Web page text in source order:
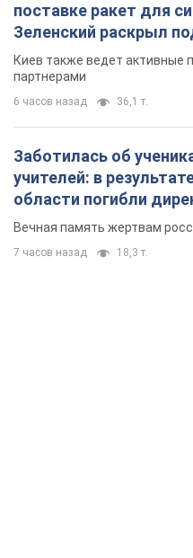
поставке ракет для
Зеленский раскрыл
Киев также ведет активные
партнерами
6 часов назад 36,1 т.
Заботилась об
учителей: в
области погибли
муж и внук
Вечная память жертвам
7 часов назад 18,3 т.